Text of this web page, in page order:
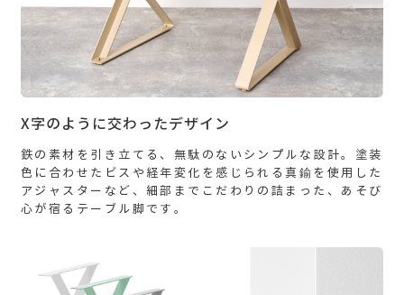
X字のように交わったデザイン
鉄の素材を引き立てる、無駄のないシンプルな設計。塗装
色に合わせたビスや経年変化を感じられる真鍮を使用した
アジャスターなど、細部までこだわりの詰まった、あそび
心が宿るテーブル脚です。